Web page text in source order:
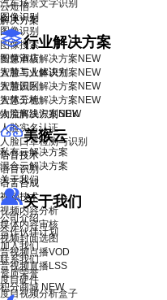
云短信
解决方案
行业解决方案
智慧酒店解决方案 NEW
智慧工业解决方案 NEW
智慧园区解决方案 NEW
智慧工地解决方案 NEW
物流解决方案NEW
美猴云
私有云解决方案
混合云解决方案
关于我们
关于我们
公司介绍
合作伙伴计划
加入我们
联系我们
资质荣誉
积分商城 NEW
汽车场景文字识别
图像识别
图像识别
图像搜索
图像审核
人脸与人体识别
人脸识别
人体分析
人脸离线识别SDK
人脸实名认证
人脸口罩检测与识别
语音技术
语音识别
语音合成
视频技术
视频内容分析
媒体内容审核
视频封面选图
音视频点播VOD
音视频直播LSS
度目硬件
度目视频分析盒子